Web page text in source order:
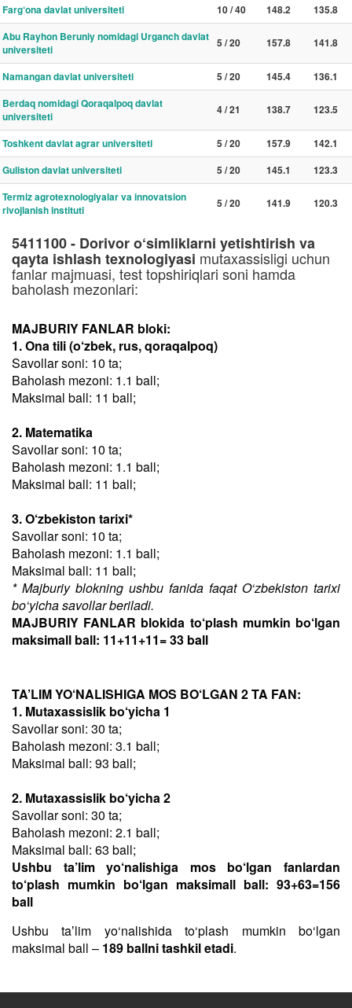
Farg‘ona davlat universiteti 10 / 40 148.2
135.8
Abu Rayhon Beruniy nomidagi Urganch davlat
universiteti
5 / 20 157.8 141.8
Namangan davlat universiteti 5 / 20 145.4
136.1
Berdaq nomidagi Qoraqalpoq davlat
universiteti
4 / 21 138.7 123.5
Toshkent davlat agrar universiteti 5 / 20 157.9
142.1
Guliston davlat universiteti
5 / 20 145.1
123.3
Termiz agrotexnologiyalar va innovatsion
rivojlanish instituti
5 / 20 141.9 120.3
5411100 - Dorivor o‘simliklarni yetishtirish va
qayta ishlash texnologiyasi mutaxassisligi uchun
fanlar majmuasi, test topshiriqlari soni hamda
baholash mezonlari:
MAJBURIY FANLAR bloki:
1. Ona tili (o‘zbek, rus, qoraqalpoq)
Savollar soni: 10 ta;
Baholash mezoni: 1.1 ball;
Maksimal ball: 11 ball;
2. Matematika
Savollar soni: 10 ta;
Baholash mezoni: 1.1 ball;
Maksimal ball: 11 ball;
3. O‘zbekiston tarixi*
Savollar soni: 10 ta;
Baholash mezoni: 1.1 ball;
Maksimal ball: 11 ball;
* Majburiy blokning ushbu fanida faqat O‘zbekiston tarixi
bo‘yicha savollar beriladi.
MAJBURIY FANLAR blokida to‘plash mumkin bo‘lgan
maksimall ball: 11+11+11= 33 ball
TA’LIM YO‘NALISHIGA MOS BO‘LGAN 2 TA FAN:
1. Mutaxassislik bo‘yicha 1
Savollar soni: 30 ta;
Baholash mezoni: 3.1 ball;
Maksimal ball: 93 ball;
2. Mutaxassislik bo‘yicha 2
Savollar soni: 30 ta;
Baholash mezoni: 2.1 ball;
Maksimal ball: 63 ball;
Ushbu ta’lim yo‘nalishiga mos bo‘lgan fanlardan
to‘plash mumkin bo‘lgan maksimall ball: 93+63=156
ball
Ushbu taʼlim yo‘nalishida to‘plash mumkin bo‘lgan
maksimal ball – 189 ballni tashkil etadi.